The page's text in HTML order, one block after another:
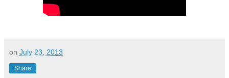
on July 23, 2013
Share